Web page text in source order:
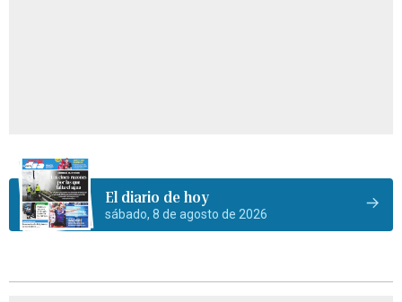
El diario de hoy
sábado, 8 de agosto de 2026